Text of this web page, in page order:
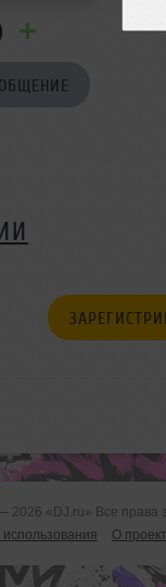
2026 «DJ.ru» Все права
использования
О